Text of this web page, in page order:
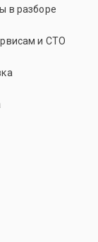
в разборе
и СТО